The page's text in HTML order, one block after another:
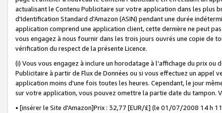
actualisant le Contenu Publicitaire sur votre application dans les plus
d'Identification Standard d'Amazon (ASIN) pendant une durée
application comprend une application client, cette dernière ne peut
vous engagez à nous fournir dans les trois jours ouvrés une copie de
vérification du respect de la présente Licence.
(i) Vous vous engagez à inclure un horodatage à l'affichage du prix
Publicitaire à partir de Flux de Données ou si vous effectuez un appel
application moins d'une fois toutes les heures. Cependant, le jour
sur votre application, vous pouvez omettre la partie date du tampon.
• [insérer le Site d'Amazon]Prix : 32,77 [EUR/£] (le 01/07/2008 14 h